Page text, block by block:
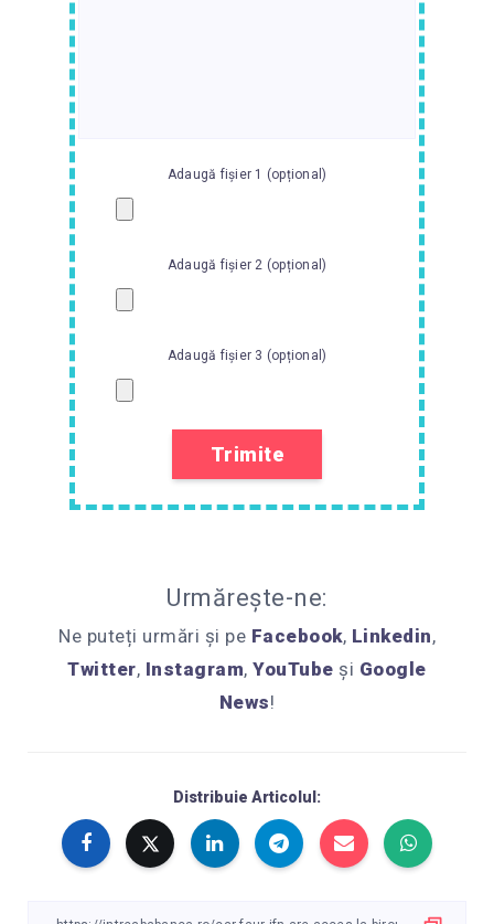
Adaugă fișier 1 (opțional)
Adaugă fișier 2 (opțional)
Adaugă fișier 3 (opțional)
Urmărește-ne:
Ne puteți urmări și pe Facebook, Linkedin,
Twitter, Instagram,YouTube și Google
News!
Distribuie Articolul: